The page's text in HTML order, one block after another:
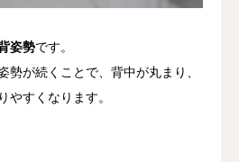
姿勢です。
勢が続くことで、背中が丸まり、
やすくなります。